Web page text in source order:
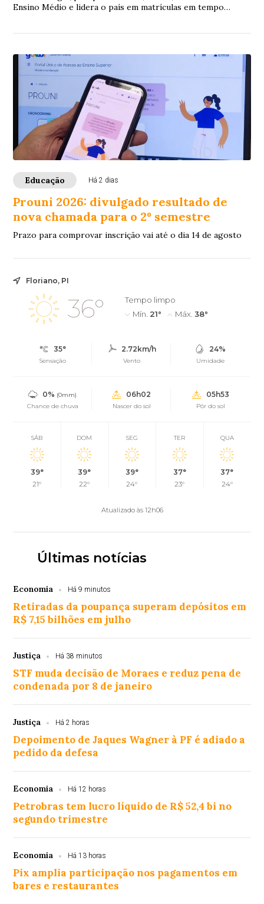
Ensino Médio e lidera o país em matrículas em tempo
Educação Há 2 dias
Prouni 2026: divulgado resultado de
nova chamada para o 2º semestre
Prazo para comprovar inscrição vai até o dia 14 de agosto
Floriano, PI
36°
Tempo limpo
Mín. 21° Máx. 38°
35°
Sensação
2.72km/h
Vento
24%
Umidade
0% (0mm)
Chance de chuva
06h02
Nascer do sol
05h53
Pôr do sol
SÁB
39°
21°
DOM
39°
22°
SEG
39°
24°
TER
37°
23°
QUA
37°
24°
Atualizado às 12h06
Últimas notícias
Economia Há 9 minutos
Retiradas da poupança superam depósitos em
R$ 7,15 bilhões em julho
Justiça Há 38 minutos
STF muda decisão de Moraes e reduz pena de
condenada por 8 de janeiro
Justiça Há 2 horas
Depoimento de Jaques Wagner à PF é adiado a
pedido da defesa
Economia Há 12 horas
Petrobras tem lucro líquido de R$ 52,4 bi no
segundo trimestre
Economia Há 13 horas
Pix amplia participação nos pagamentos em
bares e restaurantes